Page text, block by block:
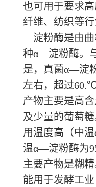
也可用于要求
纤维、纺织等
—淀粉酶是由曲
种α—淀粉酶。
是，真菌α—淀
左右，超过
产物主要是高
及少量的葡萄
用温度高（中
温α—淀粉酶为
主要产物是糊
能用于发酵工